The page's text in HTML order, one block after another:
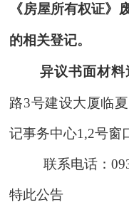
《房屋所有权证》
的相关登记。
异议书面材料
路3号建设大厦临
记事务中心1,2号窗
联系电话：
特此公告